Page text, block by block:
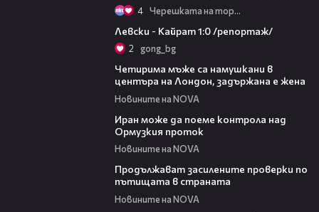
4 Черешката на тортата
Левски - Кайрат 1:0 /репортаж/
2 gong_bg
Четирима мъже са намушкани в
центъра на Лондон, задържана е жена
Новините на NOVA
Иран може да поеме контрола над
Ормузкия проток
Новините на NOVA
Продължават засилените проверки по
пътищата в страната
Новините на NOVA